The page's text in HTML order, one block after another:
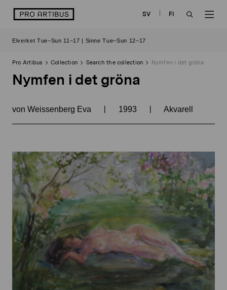
logo SV
FI
Elverket Tue–Sun 11–17 | Sinne Tue–Sun 12–17
Pro Artibus Collection Search the collection Nymfen i det gröna
Nymfen i det gröna
von Weissenberg Eva | 1993 | Akvarell